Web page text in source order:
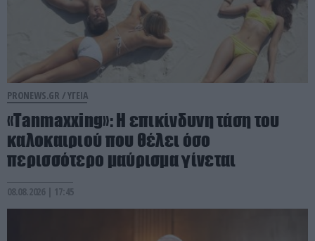
PRONEWS.GR /ΥΓΕΙΑ
«Tanmaxxing»: Η επικίνδυνη τάση του
καλοκαιριού που θέλει όσο
περισσότερο μαύρισμα γίνεται
08.08.2026 | 17:45